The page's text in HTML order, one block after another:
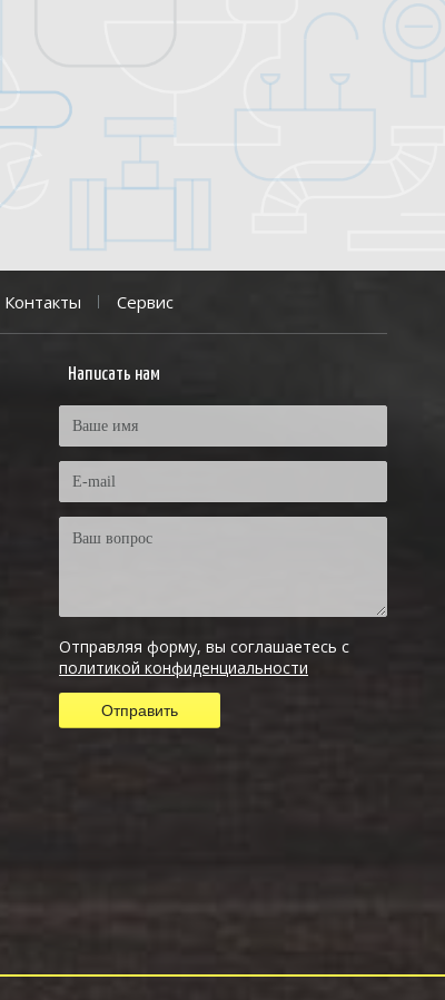
Контакты Сервис
Написать нам
Отправляя форму, вы соглашаетесь с
политикой конфиденциальности